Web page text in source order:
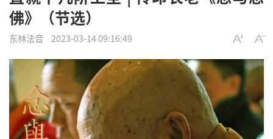
佛》（节选）
东林法音 2023-03-14 09:16:49